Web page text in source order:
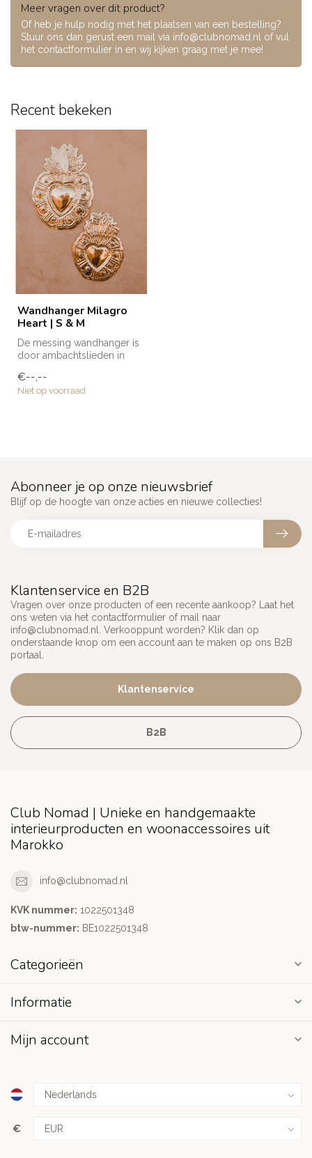
Meer vragen over dit product?
Of heb je hulp nodig met het plaatsen van een bestelling?
Stuur ons dan gerust een mail via info@clubnomad.nl of vul
het contactformulier in en wij kijken graag met je mee!
Recent bekeken
Wandhanger Milagro
Heart | S & M
De messing wandhanger is
door ambachtslieden in
vervaardigd....
€--,--
Niet op voorraad
Klantenservice en B2B
Vragen over onze producten of een recente aankoop? Laat het
ons weten via het contactformulier of mail naar
info@clubnomad.nl
. Verkooppunt worden? Klik dan op
onderstaande knop om een account aan te maken op ons B2B
portaal.
Klantenservice
B2B
Abonneer je op onze nieuwsbrief
Blijf op de hoogte van onze acties en nieuwe collecties!
Club Nomad | Unieke en handgemaakte
interieurproducten en woonaccessoires uit
Marokko
info@clubnomad.nl
KVK nummer: 1022501348
btw-nummer: BE1022501348
Categorieën
Informatie
Mijn account
€